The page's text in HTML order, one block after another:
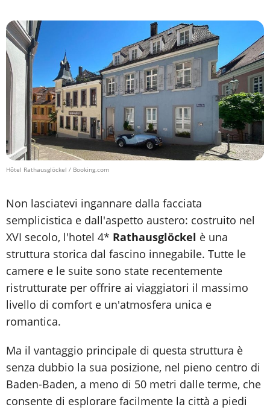
Hôtel Rathausglöckel / Booking.com
Non lasciatevi ingannare dalla facciata
semplicistica e dall'aspetto austero: costruito nel
XVI secolo, l'hotel 4* Rathausglöckel è una
struttura storica dal fascino innegabile. Tutte le
camere e le suite sono state recentemente
ristrutturate per offrire ai viaggiatori il massimo
livello di comfort e un'atmosfera unica e
romantica.
Ma il vantaggio principale di questa struttura è
senza dubbio la sua posizione, nel pieno centro di
Baden-Baden, a meno di 50 metri dalle terme, che
consente di esplorare facilmente la città a piedi